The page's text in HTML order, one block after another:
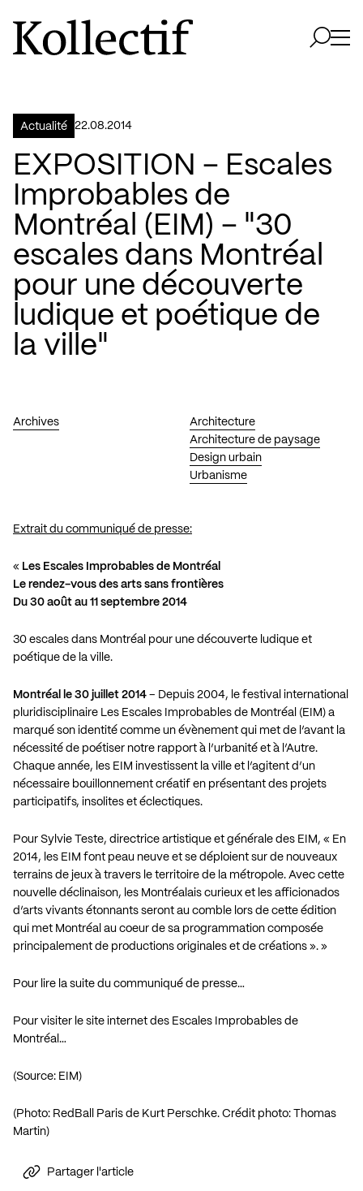
Aller à la page d'accueil
Logo Kollectif
Actualité 22.08.2014
EXPOSITION – Escales
Improbables de
Montréal (EIM) – "30
escales dans Montréal
pour une découverte
ludique et poétique de
la ville"
Archives
Architecture
Architecture de paysage
Design urbain
Urbanisme
Extrait du communiqué de presse:
« Les Escales Improbables de Montréal
Le rendez-vous des arts sans frontières
Du 30 août au 11 septembre 2014
30 escales dans Montréal pour une découverte ludique et
poétique de la ville.
Montréal le 30 juillet 2014 – Depuis 2004, le festival international
pluridisciplinaire Les Escales Improbables de Montréal (EIM) a
marqué son identité comme un évènement qui met de l’avant la
nécessité de poétiser notre rapport à l’urbanité et à l’Autre.
Chaque année, les EIM investissent la ville et l’agitent d’un
nécessaire bouillonnement créatif en présentant des projets
participatifs, insolites et éclectiques.
Pour Sylvie Teste, directrice artistique et générale des EIM, « En
2014, les EIM font peau neuve et se déploient sur de nouveaux
terrains de jeux à travers le territoire de la métropole. Avec cette
nouvelle déclinaison, les Montréalais curieux et les afficionados
d’arts vivants étonnants seront au comble lors de cette édition
qui met Montréal au coeur de sa programmation composée
principalement de productions originales et de créations ». »
Pour lire la suite du communiqué de presse…
Pour visiter le site internet des Escales Improbables de
Montréal…
(Source: EIM)
(Photo: RedBall Paris de Kurt Perschke. Crédit photo: Thomas
Martin)
Partager l'article